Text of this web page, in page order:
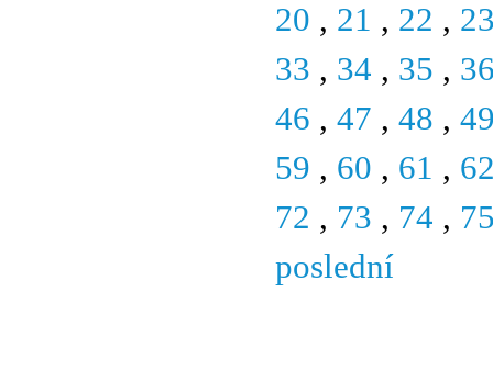
20 , 21 , 22 ,
33 , 34 , 35 ,
46 , 47 , 48 ,
59 , 60 , 61 ,
72 , 73 , 74 ,
poslední